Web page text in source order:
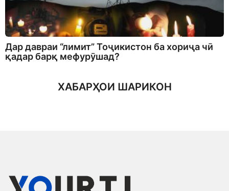
Дар давраи “лимит” Тоҷикистон ба хориҷа чӣ
қадар барқ мефурӯшад?
ХАБАРҲОИ ШАРИКОН